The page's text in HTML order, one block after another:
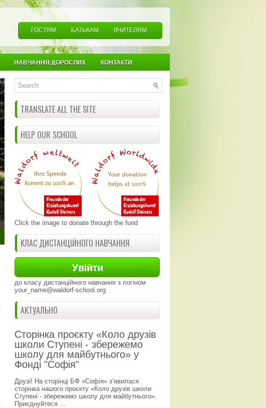
ГОСТЯМ БАТЬКАМ ВЧИТЕЛЯМ
НАВЧАННЯ ДОРОСЛИХ КОНТАКТИ
TRANSLATE ALL THE SITE
HELP OUR SCHOOL
Click the image to donate through the fund
КЛАС ДИСТАНЦІЙНОГО НАВЧАННЯ
до класу дистанційного навчання з логіном
your_name@waldorf-school.org
АКТУАЛЬНО
Сторінка проєкту «Коло друзів
школи Ступені - збережемо
школу для майбутнього» у
Фонді "Софія"
Друзі! На сторінці БФ «Софія» з‘явилася
сторінка нашого проєкту «Коло друзів школи
Ступені - збережемо школу для майбутнього».
Приєднуйтеся ...